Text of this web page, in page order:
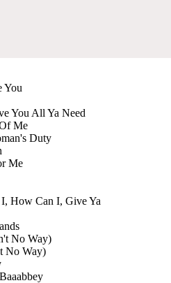
You
You All Ya Need
Me
Duty
Me
How Can I, Give Ya
No Way)
No Way)